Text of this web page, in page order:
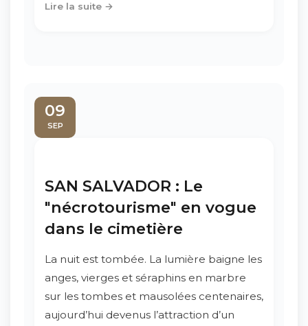
Lire la suite →
09
SEP
SAN SALVADOR : Le
"nécrotourisme" en vogue
dans le cimetière
La nuit est tombée. La lumière baigne les
anges, vierges et séraphins en marbre
sur les tombes et mausolées centenaires,
aujourd’hui devenus l’attraction d’un